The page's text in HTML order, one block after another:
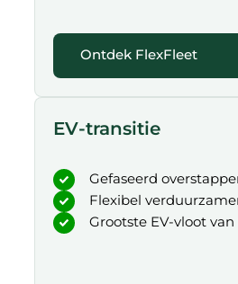
Ontdek FlexFleet
EV-transitie
Gefaseerd
Flexibel
Grootste EV-vloot